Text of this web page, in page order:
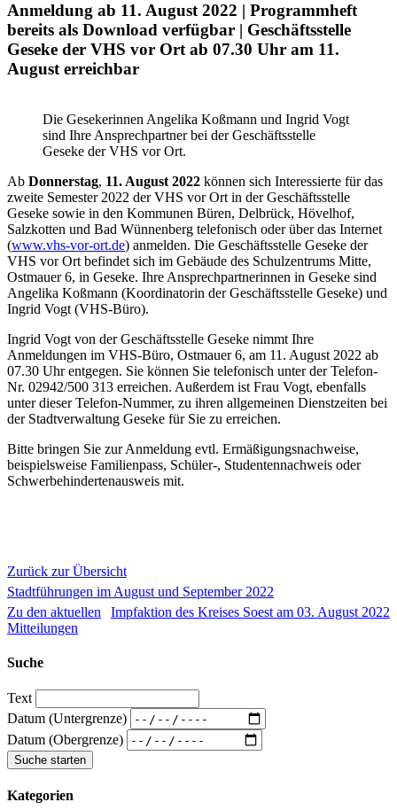
Anmeldung ab 11. August 2022 | Programmheft
bereits als Download verfügbar | Geschäftsstelle
Geseke der VHS vor Ort ab 07.30 Uhr am 11.
August erreichbar
Die Gesekerinnen Angelika Koßmann und Ingrid Vogt
sind Ihre Ansprechpartner bei der Geschäftsstelle
Geseke der VHS vor Ort.
Ab Donnerstag, 11. August 2022 können sich Interessierte für das
zweite Semester 2022 der VHS vor Ort in der Geschäftsstelle
Geseke sowie in den Kommunen Büren, Delbrück, Hövelhof,
Salzkotten und Bad Wünnenberg telefonisch oder über das Internet
(www.vhs-vor-ort.de) anmelden. Die Geschäftsstelle Geseke der
VHS vor Ort befindet sich im Gebäude des Schulzentrums Mitte,
Ostmauer 6, in Geseke. Ihre Ansprechpartnerinnen in Geseke sind
Angelika Koßmann (Koordinatorin der Geschäftsstelle Geseke) und
Ingrid Vogt (VHS-Büro).
Ingrid Vogt von der Geschäftsstelle Geseke nimmt Ihre
Anmeldungen im VHS-Büro, Ostmauer 6, am 11. August 2022 ab
07.30 Uhr entgegen. Sie können Sie telefonisch unter der Telefon-
Nr. 02942/500 313 erreichen. Außerdem ist Frau Vogt, ebenfalls
unter dieser Telefon-Nummer, zu ihren allgemeinen Dienstzeiten bei
der Stadtverwaltung Geseke für Sie zu erreichen.
Bitte bringen Sie zur Anmeldung evtl. Ermäßigungsnachweise,
beispielsweise Familienpass, Schüler-, Studentennachweis oder
Schwerbehindertenausweis mit.
Zurück zur Übersicht
Stadtführungen im August und September 2022
Impfaktion des Kreises Soest am 03. August 2022
Zu den aktuellen
Mitteilungen
Suche
Text
Datum (Untergrenze)
Datum (Obergrenze)
Kategorien